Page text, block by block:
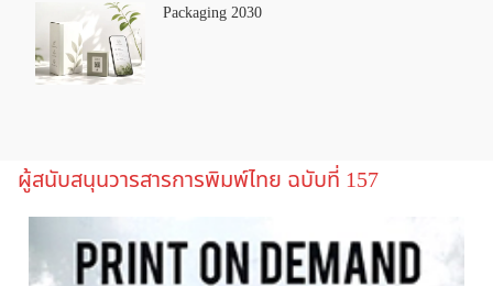
Packaging 2030
ผู้สนับสนุนวารสารการพิมพ์ไทย ฉบับที่ 157